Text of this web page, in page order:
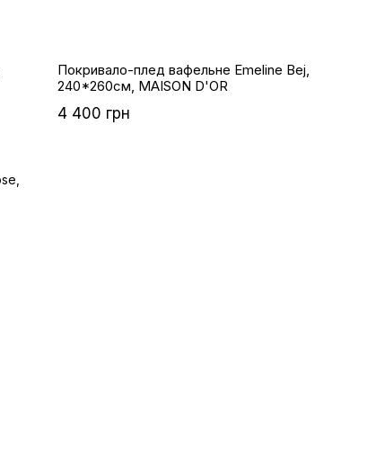
Покривало-плед вафельне Emeline Bej,
240*260см, MAISON D'OR
4 400 грн